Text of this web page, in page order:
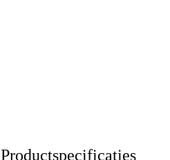
Productspecificaties